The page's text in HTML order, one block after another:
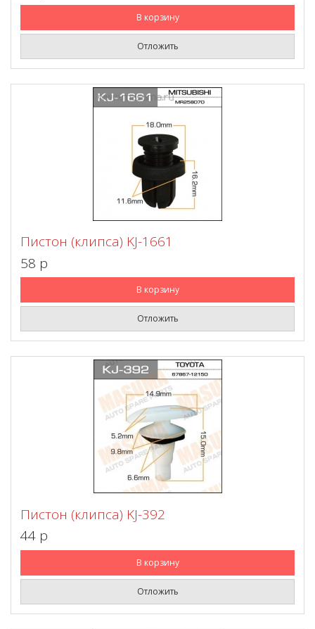
В корзину
Отложить
Пистон (клипса) KJ-1661
58 p
В корзину
Отложить
Пистон (клипса) KJ-392
44 p
В корзину
Отложить